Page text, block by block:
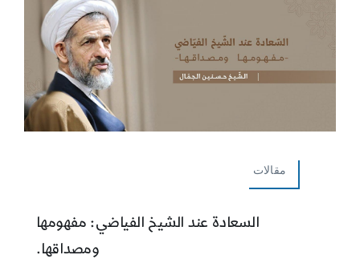
مقالات
السعادة عند الشيخ الفياضي: مفهومها
ومصداقها.